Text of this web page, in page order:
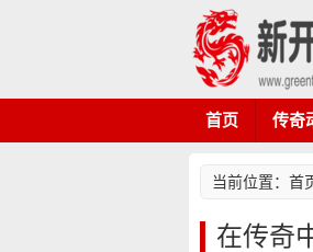
首页 传奇
当前位置： 首
在传奇